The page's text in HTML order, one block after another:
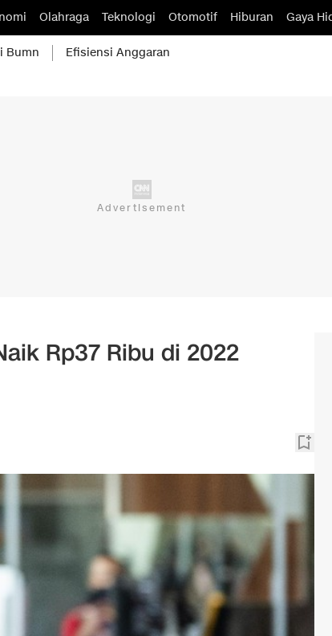
Olahraga Teknologi Otomotif Hiburan Gaya
Bumn Efisiensi Anggaran
Rp37 Ribu di 2022